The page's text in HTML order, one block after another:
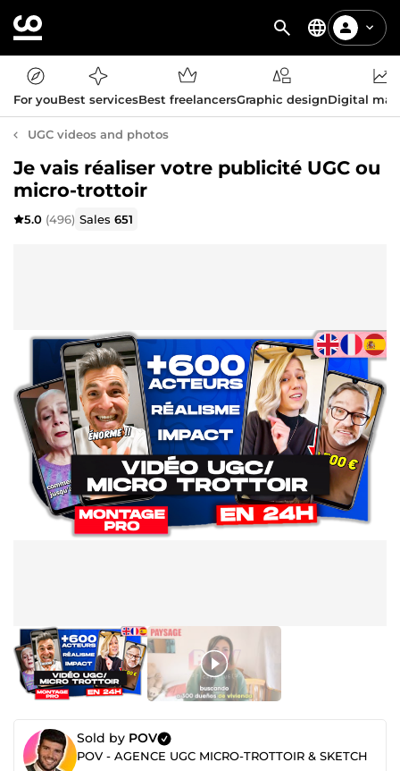
For youBest servicesBest freelancersGraphic designDigital
UGC videos and photos
Je vais réaliser votre publicité UGC ou
micro-trottoir
5.0 (496) Sales651
Sold by POV
POV - AGENCE UGC MICRO-TROTTOIR & SKETCH